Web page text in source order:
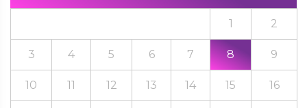
1 2
3 4 5 6 7 8 9
10 11 12 13 14 15 16